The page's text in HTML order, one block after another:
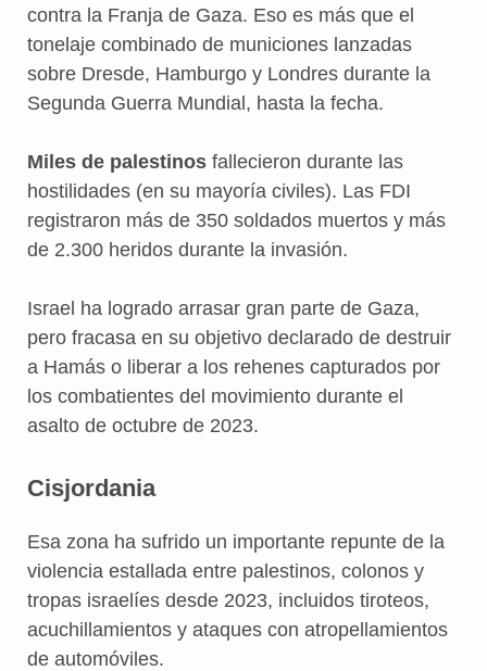
contra la Franja de Gaza. Eso es más que el
tonelaje combinado de municiones lanzadas
sobre Dresde, Hamburgo y Londres durante la
Segunda Guerra Mundial, hasta la fecha.
Miles de palestinos fallecieron durante las
hostilidades (en su mayoría civiles). Las FDI
registraron más de 350 soldados muertos y más
de 2.300 heridos durante la invasión.
Israel ha logrado arrasar gran parte de Gaza,
pero fracasa en su objetivo declarado de destruir
a Hamás o liberar a los rehenes capturados por
los combatientes del movimiento durante el
asalto de octubre de 2023.
Cisjordania
Esa zona ha sufrido un importante repunte de la
violencia estallada entre palestinos, colonos y
tropas israelíes desde 2023, incluidos tiroteos,
acuchillamientos y ataques con atropellamientos
de automóviles.